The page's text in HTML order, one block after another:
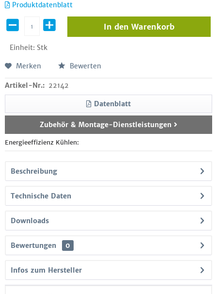
Produktdatenblatt
Einheit: Stk
In den Warenkorb
Merken Bewerten
Artikel-Nr.: 22142
Datenblatt
Zubehör & Montage-Dienstleistungen
Energieeffizienz Kühlen:
Beschreibung
Technische Daten
Downloads
Bewertungen 0
Infos zum Hersteller